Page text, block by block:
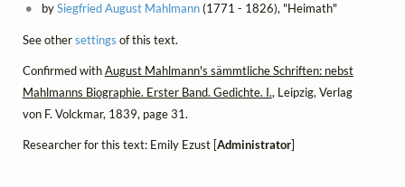
bySiegfried August Mahlmann(1771 - 1826), "Heimath"
See othersettings of this text.
Confirmed withAugust Mahlmann's sämmtliche Schriften: nebst
Mahlmanns Biographie. Erster Band. Gedichte. I., Leipzig, Verlag
von F. Volckmar, 1839, page 31.
Researcher for this text: Emily Ezust [Administrator]